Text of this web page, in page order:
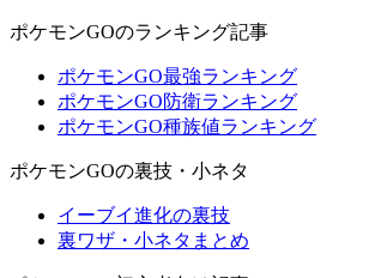
ポケモンGOのランキング記事
ポケモンGO最強ランキング
ポケモンGO防衛ランキング
ポケモンGO種族値ランキング
ポケモンGOの裏技・小ネタ
イーブイ進化の裏技
裏ワザ・小ネタまとめ